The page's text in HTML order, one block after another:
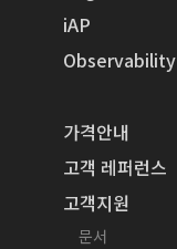
iAP
Observability
가격안내
고객 레퍼런스
고객지원
문서